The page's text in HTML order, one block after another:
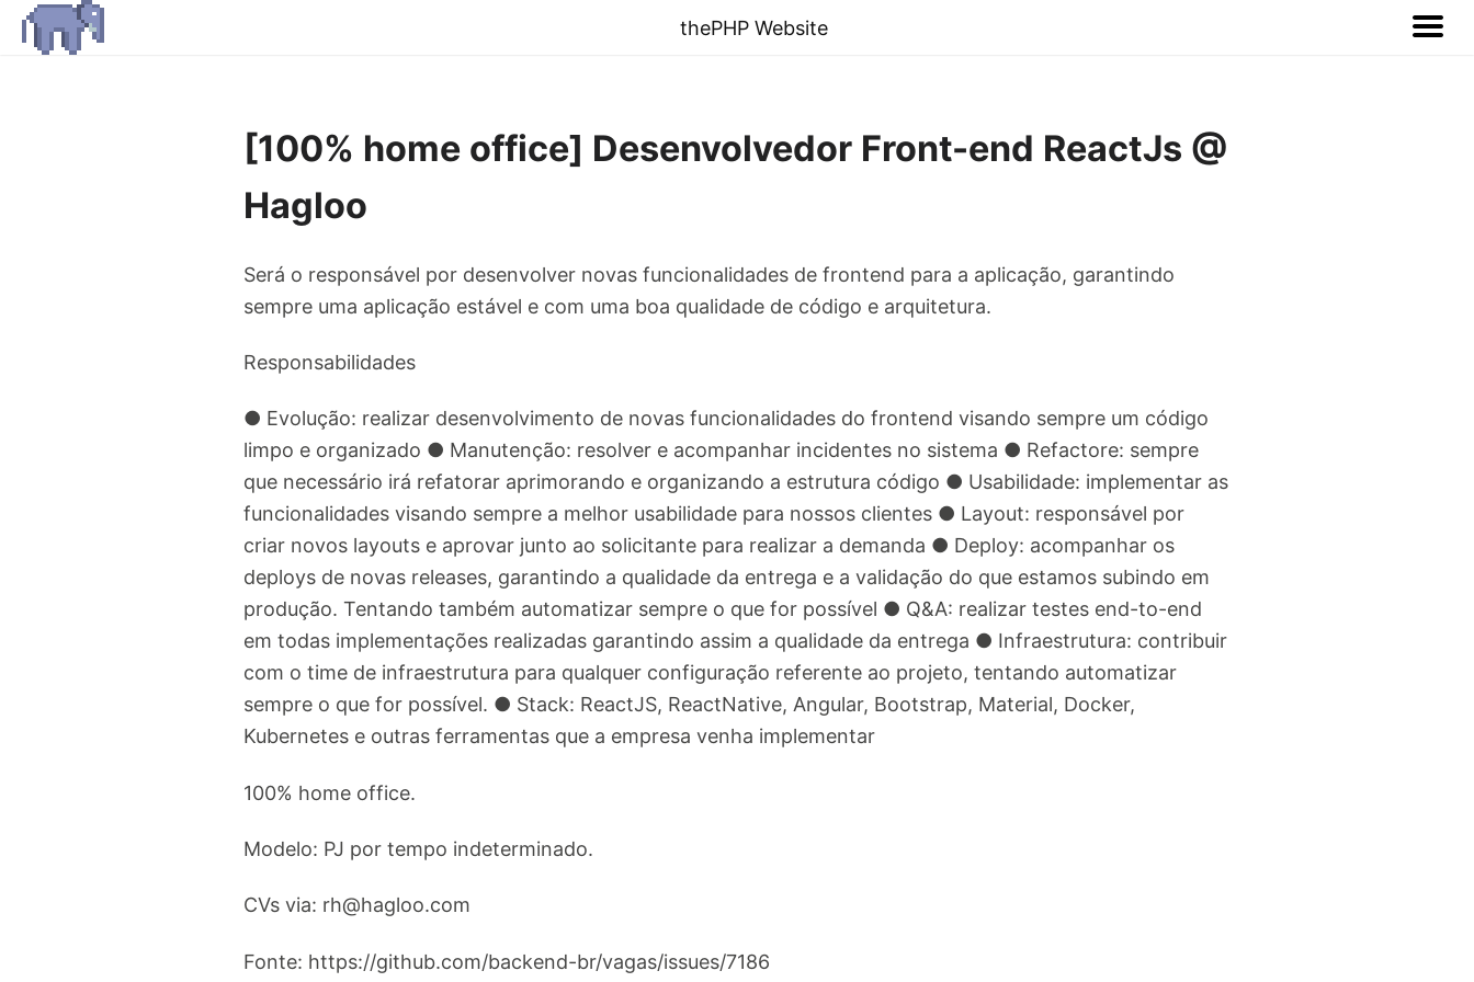
thePHP Website
[100% home office] Desenvolvedor Front-end ReactJs @
Hagloo
Será o responsável por desenvolver novas funcionalidades de frontend para a aplicação, garantindo
sempre uma aplicação estável e com uma boa qualidade de código e arquitetura.
Responsabilidades
● Evolução: realizar desenvolvimento de novas funcionalidades do frontend visando sempre um código
limpo e organizado ● Manutenção: resolver e acompanhar incidentes no sistema ● Refactore: sempre
que necessário irá refatorar aprimorando e organizando a estrutura código ● Usabilidade: implementar as
funcionalidades visando sempre a melhor usabilidade para nossos clientes ● Layout: responsável por
criar novos layouts e aprovar junto ao solicitante para realizar a demanda ● Deploy: acompanhar os
deploys de novas releases, garantindo a qualidade da entrega e a validação do que estamos subindo em
produção. Tentando também automatizar sempre o que for possível ● Q&A: realizar testes end-to-end
em todas implementações realizadas garantindo assim a qualidade da entrega ● Infraestrutura: contribuir
com o time de infraestrutura para qualquer configuração referente ao projeto, tentando automatizar
sempre o que for possível. ● Stack: ReactJS, ReactNative, Angular, Bootstrap, Material, Docker,
Kubernetes e outras ferramentas que a empresa venha implementar
100% home office.
Modelo: PJ por tempo indeterminado.
CVs via: rh@hagloo.com
Fonte: https://github.com/backend-br/vagas/issues/7186